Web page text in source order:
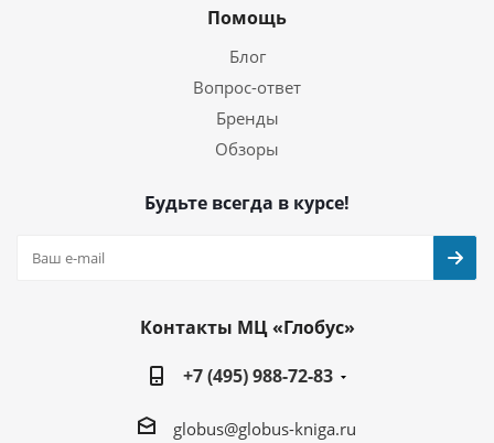
Помощь
Блог
Вопрос-ответ
Бренды
Обзоры
Будьте всегда в курсе!
Контакты МЦ «Глобус»
+7 (495) 988-72-83
globus@globus-kniga.ru